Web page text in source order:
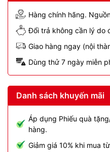
Hàng chính hãng.
Đổi trả không cần lý do
Giao hàng ngay (nội
Dùng thử 7 ngày miễn
Danh sách khuyến mãi
Áp dụng Phiếu quà
hàng.
Giảm giá 10% khi mua